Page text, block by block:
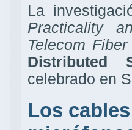
La
Practicality
Telecom
Distributed
celebrado en
Los